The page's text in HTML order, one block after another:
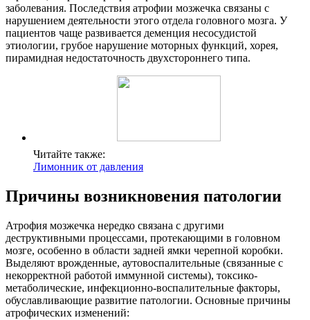
заболевания. Последствия атрофии мозжечка связаны с
нарушением деятельности этого отдела головного мозга. У
пациентов чаще развивается деменция несосудистой
этиологии, грубое нарушение моторных функций, хорея,
пирамидная недостаточность двухстороннего типа.
Читайте также:
Лимонник от давления
Причины возникновения патологии
Атрофия мозжечка нередко связана с другими
деструктивными процессами, протекающими в головном
мозге, особенно в области задней ямки черепной коробки.
Выделяют врожденные, аутовоспалительные (связанные с
некорректной работой иммунной системы), токсико-
метаболические, инфекционно-воспалительные факторы,
обуславливающие развитие патологии. Основные причины
атрофических изменений: